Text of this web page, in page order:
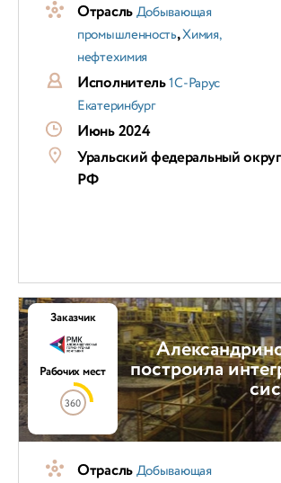
ОтрасльДобывающая
промышленность,Химия,
нефтехимия
Исполнитель1С-Рарус
Екатеринбург
Июнь 2024
Уральский федеральный округ
РФ
построила
Заказчик
Рабочих мест
360
ОтрасльДобывающая